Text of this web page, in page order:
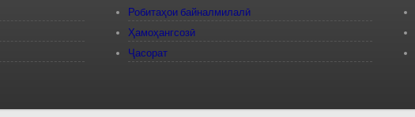
Робитаҳои байналмилалӣ
Ҳамоҳангсозӣ
Ҷасорат